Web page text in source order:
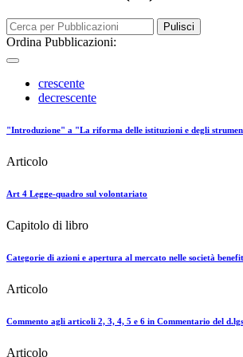
Pulisci
Ordina Pubblicazioni:
crescente
decrescente
"Introduzione" a "La riforma delle istituzioni e degli
Articolo
Art 4 Legge-quadro sul volontariato
Capitolo di libro
Categorie di azioni e apertura al mercato nelle società benefit
Articolo
Commento agli articoli 2, 3, 4, 5 e 6 in Commentario del
Articolo